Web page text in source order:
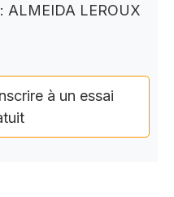
: ALMEIDA LEROUX
à un essai